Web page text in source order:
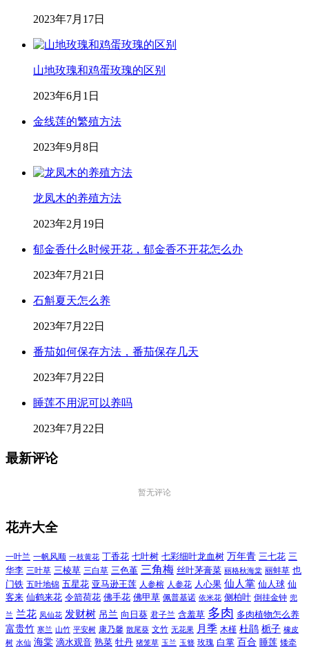
2023年7月17日
山地玫瑰和鸡蛋玫瑰的区别
2023年6月1日
金线莲的繁殖方法
2023年9月8日
龙凤木的养殖方法
2023年2月19日
郁金香什么时候开花，郁金香不开花怎么办
2023年7月21日
石斛夏天怎么养
2023年7月22日
番茄如何保存方法，番茄保存几天
2023年7月22日
睡莲不用泥可以养吗
2023年7月22日
最新评论
暂无评论
花卉大全
一叶兰 一帆风顺 一枝黄花 丁香花 七叶树 七彩细叶龙血树 万年青 三七花 三
华李 三叶草 三棱草 三白草 三色堇 三角梅 丝叶茅膏菜 丽格秋海棠 丽蚌草 也
门铁 五叶地锦 五星花 亚马逊王莲 人参榕 人参花 人心果 仙人掌 仙人球 仙
客来 仙鹤来花 令箭荷花 佛手花 佛甲草 佩普基诺 依米花 侧柏叶 倒挂金钟 兜
兰 兰花 凤仙花 发财树 吊兰 向日葵 君子兰 含羞草 多肉 多肉植物怎么养
富贵竹 寒兰 山竹 平安树 康乃馨 散尾葵 文竹 无花果 月季 木槿 杜鹃 栀子 橡皮
树 水仙 海棠 滴水观音 熟菜 牡丹 猪笼草 玉兰 玉簪 玫瑰 白掌 百合 睡莲 矮牵